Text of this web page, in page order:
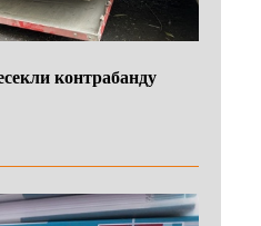
контрабанду